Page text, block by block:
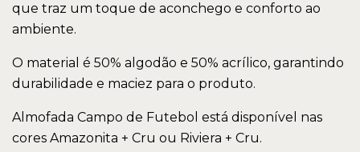
que traz um toque de aconchego e conforto ao
ambiente.
O material é 50% algodão e 50% acrílico, garantindo
durabilidade e maciez para o produto.
Almofada Campo de Futebol está disponível nas
cores Amazonita + Cru ou Riviera + Cru.